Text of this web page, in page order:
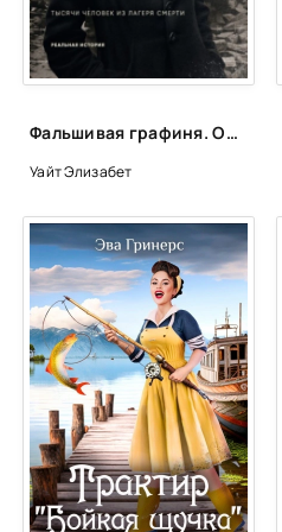
Глава 25
Глава 26
Глава 30
Глава 31
Глава 32
Глава 33
Глава 34
Глава 35
Глава 36
Глава 37
Фальшивая графиня. Она обманула нацистов и спасла тысячи человек из лагеря смерти - Элизабет Уайт, Слива Джоанна
Уайт Элизабет